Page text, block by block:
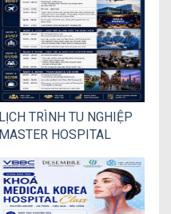
LỊCH TRÌNH TU NGHIỆP
MASTER HOSPITAL
TẠI BỆNH VIỆN THƯỢNG
HẢI DÀNH CHO CÁC
THÀNH VIÊN VBBC